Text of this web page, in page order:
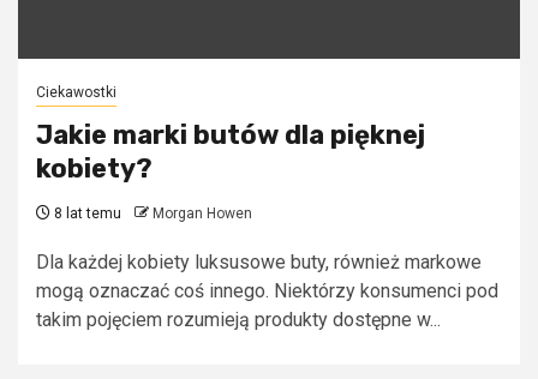
Ciekawostki
Jakie marki butów dla pięknej
kobiety?
8 lat temu Morgan Howen
Dla każdej kobiety luksusowe buty, również markowe
mogą oznaczać coś innego. Niektórzy konsumenci pod
takim pojęciem rozumieją produkty dostępne w...